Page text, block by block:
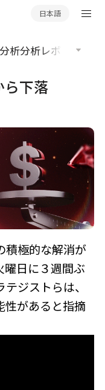
日本語
析分析レポート
ら下落
積極的な解消が
曜日に３週間ぶ
ジストらは、
性があると指摘